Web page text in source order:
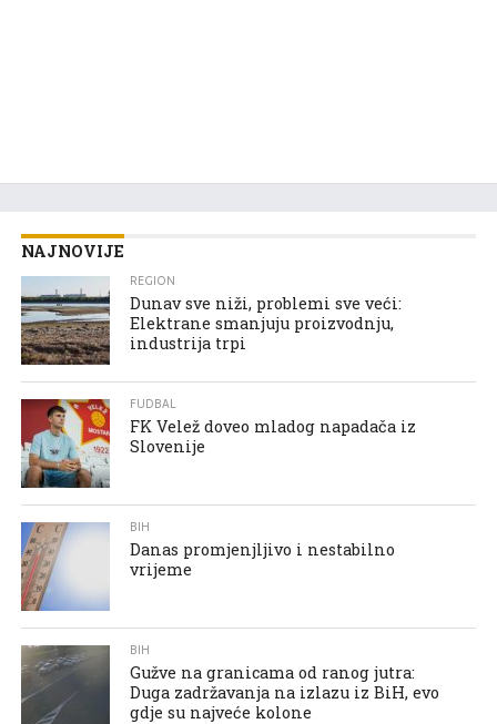
NAJNOVIJE
REGION
Dunav sve niži, problemi sve veći:
Elektrane smanjuju proizvodnju,
industrija trpi
FUDBAL
FK Velež doveo mladog napadača iz
Slovenije
BIH
Danas promjenjljivo i nestabilno
vrijeme
BIH
Gužve na granicama od ranog jutra:
Duga zadržavanja na izlazu iz BiH, evo
gdje su najveće kolone